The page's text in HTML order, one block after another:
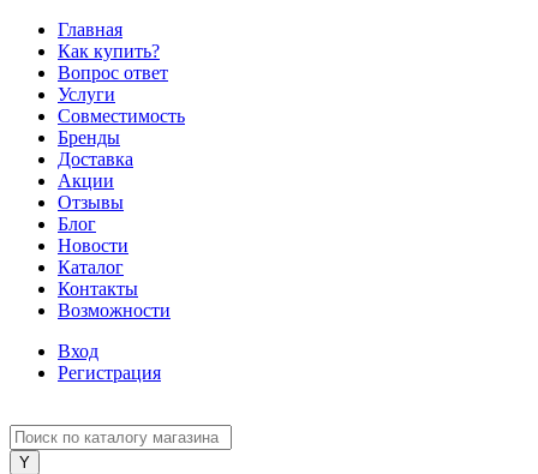
Главная
Как купить?
Вопрос ответ
Услуги
Совместимость
Бренды
Доставка
Акции
Отзывы
Блог
Новости
Каталог
Контакты
Возможности
Вход
Регистрация